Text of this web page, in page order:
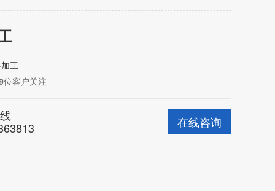
工
位客户关注
在线咨询